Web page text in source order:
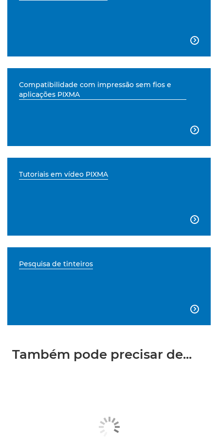

Compatibilidade com impressão sem fios e
aplicações PIXMA

Tutoriais em vídeo PIXMA

Pesquisa de tinteiros

Também pode precisar de...